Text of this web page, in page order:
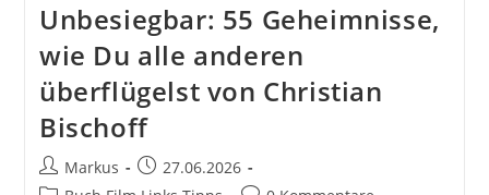
Unbesiegbar: 55 Geheimnisse,
wie Du alle anderen
überflügelst von Christian
Bischoff
Beitrags-
Autor:
Markus
Beitrag
veröffentlicht:
27.06.2026